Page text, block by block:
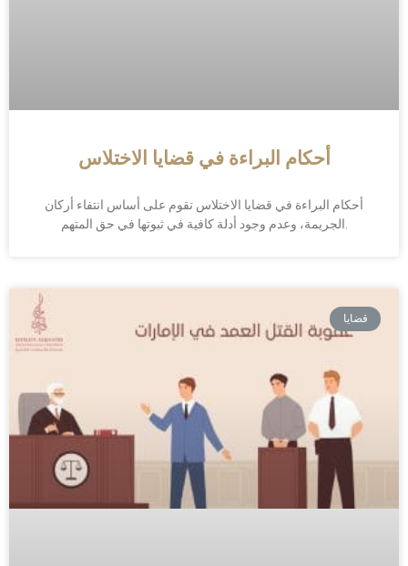
أحكام البراءة في قضايا الاختلاس
أحكام البراءة في قضايا الاختلاس تقوم على أساس انتفاء أركان
قضايا